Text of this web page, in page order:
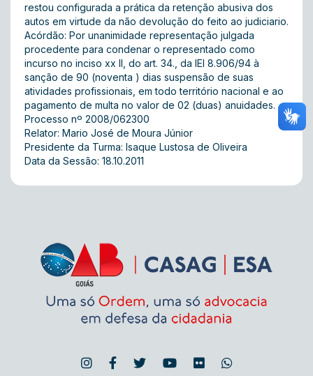
restou configurada a prática da retenção abusiva dos
autos em virtude da não devolução do feito ao judiciario.
Acórdão: Por unanimidade representação julgada
procedente para condenar o representado como
incurso no inciso xx II, do art. 34., da lEI 8.906/94 à
sanção de 90 (noventa ) dias suspensão de suas
atividades profissionais, em todo território nacional e ao
pagamento de multa no valor de 02 (duas) anuidades.
Processo nº 2008/062300
Relator: Mario José de Moura Júnior
Presidente da Turma: Isaque Lustosa de Oliveira
Data da Sessão: 18.10.2011